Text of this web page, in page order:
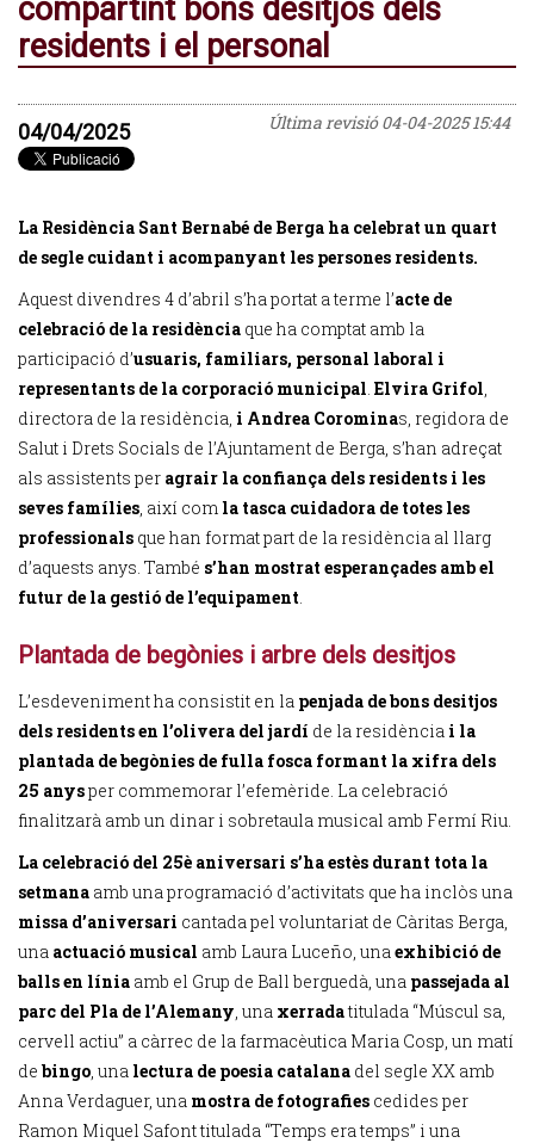
compartint bons desitjos dels
residents i el personal
Última revisió04-04-2025 15:44
04/04/2025
La Residència Sant Bernabé de Berga ha celebrat un quart
de segle cuidant i acompanyant les persones residents.
Aquest divendres 4 d’abril s’ha portat a terme l’acte de
celebració de la residència que ha comptat amb la
participació d’usuaris, familiars, personal laboral i
representants de la corporació municipal. Elvira Grifol,
directora de la residència, i Andrea Corominas, regidora de
Salut i Drets Socials de l’Ajuntament de Berga, s’han adreçat
als assistents per agrair la confiança dels residents i les
seves famílies, així comla tasca cuidadora de totes les
professionals que han format part de la residència al llarg
d’aquests anys. També s’han mostrat esperançades amb el
futur de la gestió de l’equipament.
Plantada de begònies i arbre dels desitjos
L’esdeveniment ha consistit en la penjada de bons desitjos
dels residents en l’olivera del jardí de la residènciai la
plantada de begònies de fulla fosca formant la xifra dels
25 anysper commemorar l’efemèride. La celebració
finalitzarà amb un dinar i sobretaula musical amb Fermí Riu.
La celebració del 25è aniversari s’ha estès durant tota la
setmana amb una programació d’activitats que ha inclòs una
missa d’aniversari cantada pel voluntariat de Càritas Berga,
una actuació musical amb Laura Luceño, unaexhibició de
balls en línia amb el Grup de Ball berguedà, una passejada al
parc del Pla de l’Alemany, una xerradatitulada “Múscul sa,
cervell actiu” a càrrec de la farmacèutica Maria Cosp, un matí
de bingo, unalectura de poesia catalana del segle XX amb
Anna Verdaguer, una mostra de fotografies cedides per
Ramon Miquel Safont titulada “Temps era temps” i una